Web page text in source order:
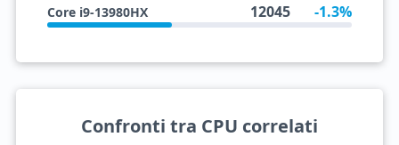
Core i9-13980HX 12045 -1.3%
Confronti tra CPU correlati